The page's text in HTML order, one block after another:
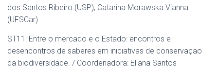
dos Santos Ribeiro (USP), Catarina Morawska Vianna
(UFSCar)
ST11: Entre o mercado e o Estado: encontros e
desencontros de saberes em iniciativas de conservação
da biodiversidade. / Coordenadora: Eliana Santos